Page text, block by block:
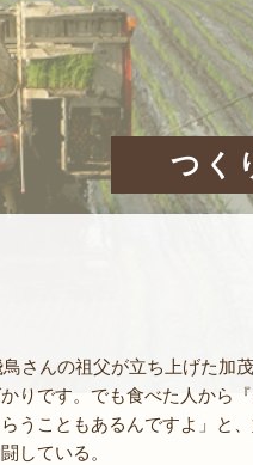
つく
さんの祖父が立ち上げた加
りです。でも食べた人から
うこともあるんですよ」と
している。